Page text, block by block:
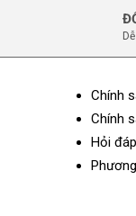
Chính
Chính
Hỏi